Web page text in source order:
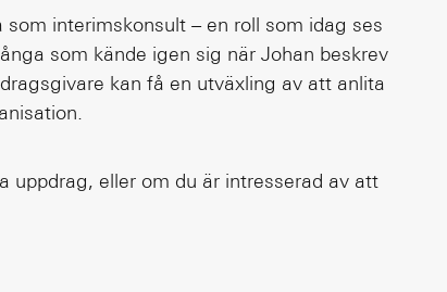
interimskonsult – en roll som idag ses
som kände igen sig när Johan beskrev
kan få en utväxling av att anlita
uppdrag, eller om du är intresserad av att